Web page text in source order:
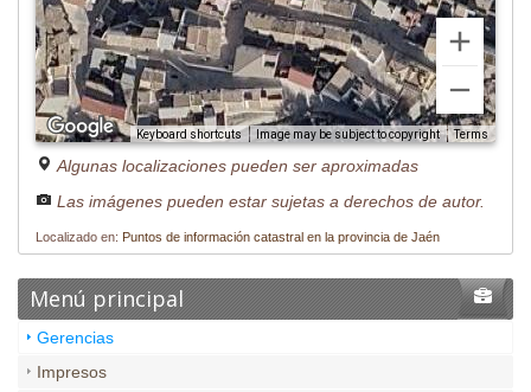
Keyboard shortcuts Image may be subject to copyright Terms
Algunas localizaciones pueden ser aproximadas
Las imágenes pueden estar sujetas a derechos de autor.
Localizado en: Puntos de información catastral en la provincia de Jaén
Menú principal
Gerencias
Impresos